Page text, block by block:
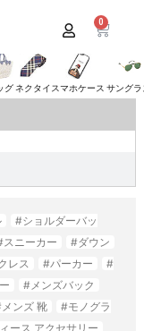
0
グネクタイ スマホケース サング
#ショルダーバッ
スニーカー
#ダウン
レス #パーカー
#
#メンズバック
ンズ 靴
#モノグラ
ース アクセサリー